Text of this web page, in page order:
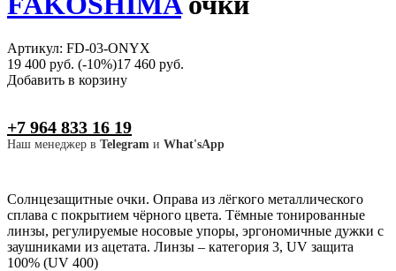
Артикул: FD-03-ONYX
19 400 руб. (-10%)17 460 руб.
Добавить в корзину
+7 964 833 16 19
Наш менеджер в Telegram и What'sApp
Солнцезащитные очки. Оправа из лёгкого металлического
сплава с покрытием чёрного цвета. Тёмные тонированные
линзы, регулируемые носовые упоры, эргономичные дужки с
заушниками из ацетата. Линзы – категория 3, UV защита
100% (UV 400)